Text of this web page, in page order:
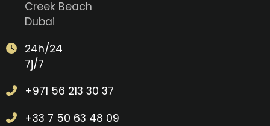
Creek Beach
Dubai
24h/24
7j/7
+971 56 213 30 37
+33 7 50 63 48 09